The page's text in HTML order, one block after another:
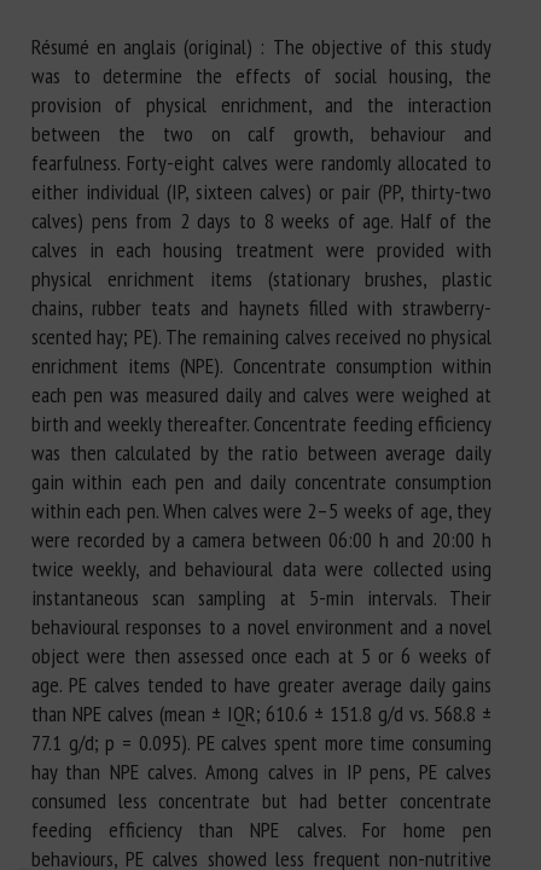
Résumé en anglais (original) : The objective of this study
was to determine the effects of social housing, the
provision of physical enrichment, and the interaction
between the two on calf growth, behaviour and
fearfulness. Forty-eight calves were randomly allocated to
either individual (IP, sixteen calves) or pair (PP, thirty-two
calves) pens from 2 days to 8 weeks of age. Half of the
calves in each housing treatment were provided with
physical enrichment items (stationary brushes, plastic
chains, rubber teats and haynets filled with strawberry-
scented hay; PE). The remaining calves received no physical
enrichment items (NPE). Concentrate consumption within
each pen was measured daily and calves were weighed at
birth and weekly thereafter. Concentrate feeding efficiency
was then calculated by the ratio between average daily
gain within each pen and daily concentrate consumption
within each pen. When calves were 2–5 weeks of age, they
were recorded by a camera between 06:00 h and 20:00 h
twice weekly, and behavioural data were collected using
instantaneous scan sampling at 5-min intervals. Their
behavioural responses to a novel environment and a novel
object were then assessed once each at 5 or 6 weeks of
age. PE calves tended to have greater average daily gains
than NPE calves (mean ± IQR; 610.6 ± 151.8 g/d vs. 568.8 ±
77.1 g/d; p = 0.095). PE calves spent more time consuming
hay than NPE calves. Among calves in IP pens, PE calves
consumed less concentrate but had better concentrate
feeding efficiency than NPE calves. For home pen
behaviours, PE calves showed less frequent non-nutritive